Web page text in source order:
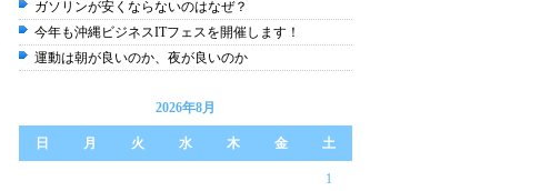
ガソリンが安くならないのはなぜ？
今年も沖縄ビジネスITフェスを開催します！
運動は朝が良いのか、夜が良いのか
2026年8月
日 月 火 水 木 金 土
1